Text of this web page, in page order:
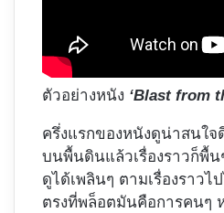
ตัวอย่างหนัง ‘Blast from
ครึ่งแรกของหนังดูน่าสนใ
บนพื้นดินแล้วเรื่องราวก็พื้
ดูได้เพลินๆ ตามเรื่องราว
ตรงที่พล็อตมันคือการคนๆ